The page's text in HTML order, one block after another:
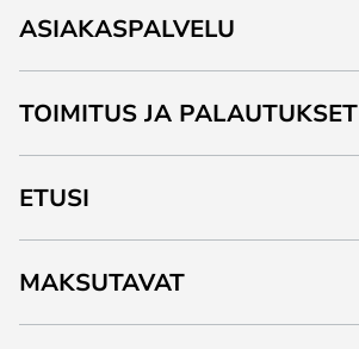
ASIAKASPALVELU
TOIMITUS JA PALAUTUKSET
ETUSI
MAKSUTAVAT